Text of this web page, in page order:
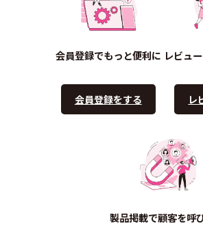
会員登録でもっと便利に
会員登録をする
レビュ
レ
製品掲載で顧客を呼